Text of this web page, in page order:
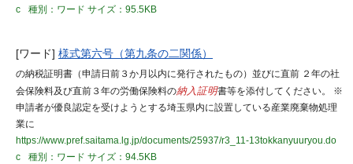
c
種別：ワード サイズ：95.5KB
[ワード] 様式第六号（第九条の二関係）
の納税証明書（申請日前３か月以内に発行されたもの）並びに直前 ２年の社
会保険料及び直前３年の労働保険料の納入証明書等を添付してください。 ※
申請者が優良認定を受けようとする埼玉県内に設置している産業廃棄物処理
業に
https://www.pref.saitama.lg.jp/documents/25937/r3_11-13tokkanyuuryou.do
c
種別：ワード サイズ：94.5KB